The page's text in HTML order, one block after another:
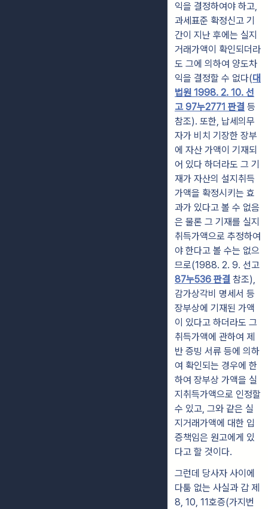
익을 결정하여야 하고,
과세표준 확정신고 기
간이 지난 후에는 실지
거래가액이 확인되더라
도 그에 의하여 양도차
익을 결정할 수 없다(대
법원 1998. 2. 10. 선
고 97누2771 판결 등
참조). 또한, 납세의무
자가 비치 기장한 장부
에 자산 가액이 기재되
어 있다 하더라도 그 기
재가 자산의 설지취득
가액을 확정시키는 효
과가 있다고 볼 수 없음
은 물론 그 기재를 실지
취득가액으로 추정하여
야 한다고 볼 수는 없으
므로(1988. 2. 9. 선고
87누536 판결 참조),
감가상각비 명세서 등
장부상에 기재된 가액
이 있다고 하더라도 그
취득가액에 관하여 제
반 증빙 서류 등에 의하
여 확인되는 경우에 한
하여 장부상 가액을 실
지취득가액으로 인정할
수 있고, 그와 같은 실
지거래가액에 대한 입
증책임은 원고에게 있
다고 할 것이다.
그런데 당사자 사이에
다툼 없는 사실과 갑 제
8, 10, 11호증(가지번